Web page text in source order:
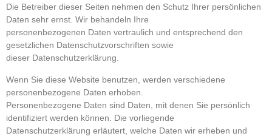
Die Betreiber dieser Seiten nehmen den Schutz Ihrer persönlichen
Daten sehr ernst. Wir behandeln Ihre
personenbezogenen Daten vertraulich und entsprechend den
gesetzlichen Datenschutzvorschriften sowie
dieser Datenschutzerklärung.
Wenn Sie diese Website benutzen, werden verschiedene
personenbezogene Daten erhoben.
Personenbezogene Daten sind Daten, mit denen Sie persönlich
identifiziert werden können. Die vorliegende
Datenschutzerklärung erläutert, welche Daten wir erheben und